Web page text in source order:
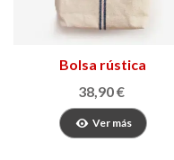
Bolsa rústica
38,90 €
Ver más